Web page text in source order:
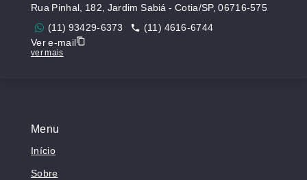
Menu
Início
Sobre
Rua Pinhal, 182, Jardim Sabiá - Cotia/SP, 06716-575
(11) 93429-6373
(11) 4616-6744
Ver e-mail
ver mais